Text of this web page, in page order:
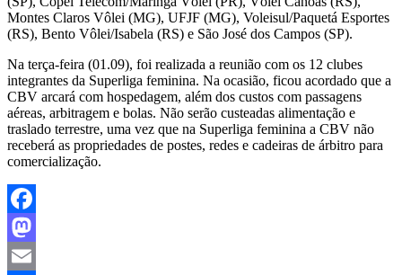
Montes Claros Vôlei (MG), UFJF (MG), Voleisul/Paquetá Esportes
(RS), Bento Vôlei/Isabela (RS) e São José dos Campos (SP).
Na terça-feira (01.09), foi realizada a reunião com os 12 clubes
integrantes da Superliga feminina. Na ocasião, ficou acordado que a
CBV arcará com hospedagem, além dos custos com passagens
aéreas, arbitragem e bolas. Não serão custeadas alimentação e
traslado terrestre, uma vez que na Superliga feminina a CBV não
receberá as propriedades de postes, redes e cadeiras de árbitro para
comercialização.
Facebook
Mastodon